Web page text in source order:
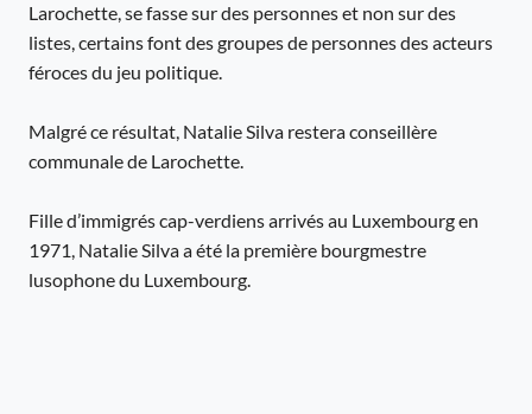
Larochette, se fasse sur des personnes et non sur des
listes, certains font des groupes de personnes des acteurs
féroces du jeu politique.
Malgré ce résultat, Natalie Silva restera conseillère
communale de Larochette.
Fille d’immigrés cap-verdiens arrivés au Luxembourg en
1971, Natalie Silva a été la première bourgmestre
lusophone du Luxembourg.